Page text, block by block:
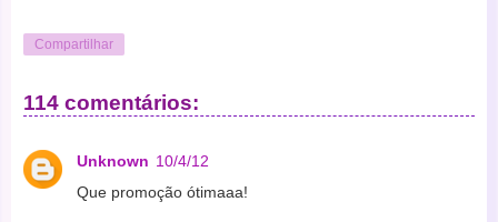
Compartilhar
114 comentários:
Unknown 10/4/12
Que promoção ótimaaa!